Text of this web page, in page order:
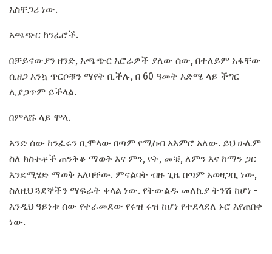
አስቸጋሪ ነው.
አጫጭር ከንፈሮች.
በቻይናውያን ዘንድ, አጫጭር አሮራዎች ያለው ሰው, በተለይም አፋቸው
ሲዘጋ እንኳ ጥርሶቹን ማየት ቢችሉ, በ 60 ዓመት እድሜ ላይ ችግር
ሊያጋጥም ይችላል.
በምላሹ ላይ ሞላ.
አንድ ሰው ከንፈሩን ቢሞላው በጣም የሚስብ አእምሮ አለው. ይህ ሁሌም
ስለ ክስተቶች ጠንቅቆ ማወቅ እና ምን, የት, መቼ, ለምን እና ከማን ጋር
እንደሚሄድ ማወቅ አለባቸው. ምናልባት ብዙ ጊዜ በጣም አወዛጋቢ ነው,
ስለዚህ ጓደኞችን ማፍራት ቀላል ነው. የትውልዱ መለኪያ ትንሽ ከሆነ -
እንዲህ ዓይነቱ ሰው የተራመደው የሩዝ ሩዝ ከሆነ የተደላደለ ኑሮ እየጠበቀ
ነው.